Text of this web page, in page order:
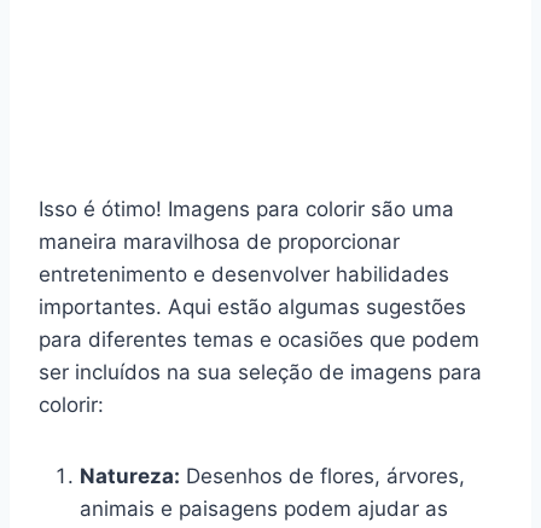
Isso é ótimo! Imagens para colorir são uma
maneira maravilhosa de proporcionar
entretenimento e desenvolver habilidades
importantes. Aqui estão algumas sugestões
para diferentes temas e ocasiões que podem
ser incluídos na sua seleção de imagens para
colorir:
Natureza: Desenhos de flores, árvores,
animais e paisagens podem ajudar as